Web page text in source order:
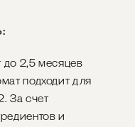
2,5 месяцев
подходит для
За счет
и